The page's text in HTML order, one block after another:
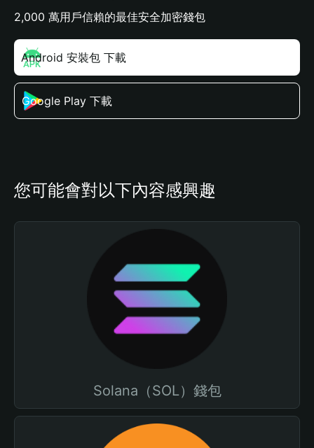
2,000 萬用戶信賴的最佳安全加密錢包
Android 安裝包 下載
Google Play 下載
您可能會對以下內容感興趣
Solana（SOL）錢包